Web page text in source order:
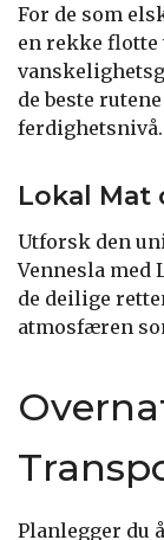
For de som
en rekke
de beste
ferdighetsnivå.
Lokal Mat
Utforsk den
Vennesla med
de deilige
atmosfæren
Planlegger du